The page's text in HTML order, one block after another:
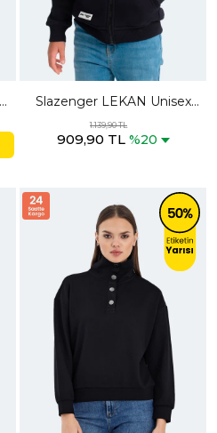
Slazenger LEKAN Unisex
Çocuk Fermuarlı Kapüşonlu
Cepli Lacivert Sweatshırt
1.139,90 TL
909,90 TL %20